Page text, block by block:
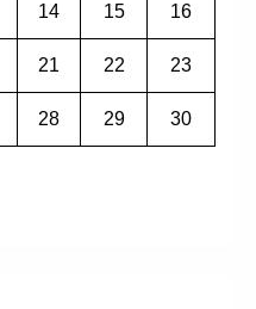
14 15 16
21 22 23
28 29 30